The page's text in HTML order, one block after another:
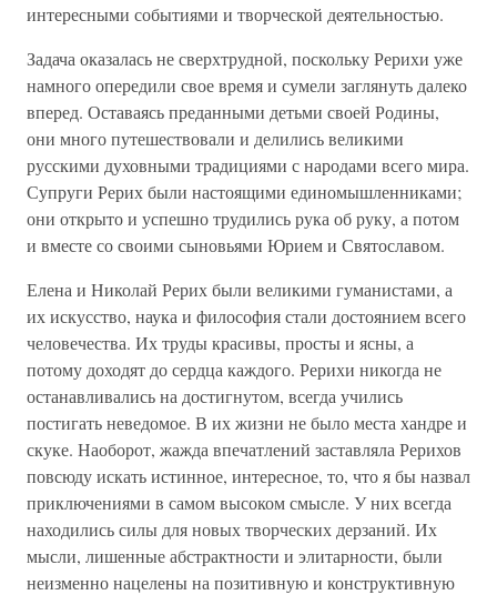
интересными событиями и творческой деятельностью.
Задача оказалась не сверхтрудной, поскольку Рерихи уже
намного опередили свое время и сумели заглянуть далеко
вперед. Оставаясь преданными детьми своей Родины,
они много путешествовали и делились великими
русскими духовными традициями с народами всего мира.
Супруги Рерих были настоящими единомышленниками;
они открыто и успешно трудились рука об руку, а потом
и вместе со своими сыновьями Юрием и Святославом.
Елена и Николай Рерих были великими гуманистами, а
их искусство, наука и философия стали достоянием всего
человечества. Их труды красивы, просты и ясны, а
потому доходят до сердца каждого. Рерихи никогда не
останавливались на достигнутом, всегда учились
постигать неведомое. В их жизни не было места хандре и
скуке. Наоборот, жажда впечатлений заставляла Рерихов
повсюду искать истинное, интересное, то, что я бы назвал
приключениями в самом высоком смысле. У них всегда
находились силы для новых творческих дерзаний. Их
мысли, лишенные абстрактности и элитарности, были
неизменно нацелены на позитивную и конструктивную